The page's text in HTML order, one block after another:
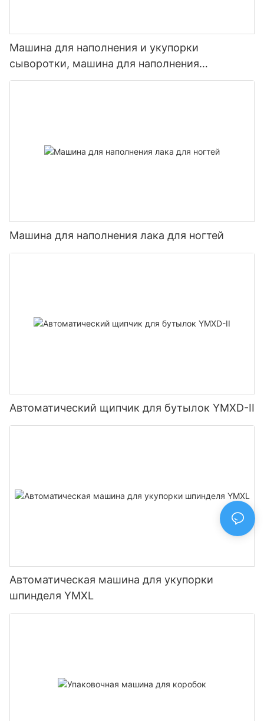
Машина для наполнения и укупорки
сыворотки, машина для наполнения
жидкостью для консервации клеток
Машина для наполнения лака для ногтей
Автоматический щипчик для бутылок YMXD-II
Автоматическая машина для укупорки
шпинделя YMXL